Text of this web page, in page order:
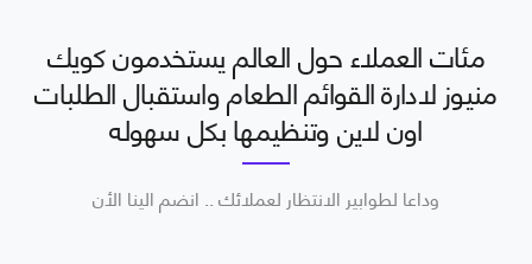
مئات العملاء حول العالم يستخدمون كويك
منيوز لادارة القوائم الطعام واستقبال الطلبات
اون لاين وتنظيمها بكل سهوله
وداعا لطوابير الانتظار لعملائك .. انضم الينا الأن